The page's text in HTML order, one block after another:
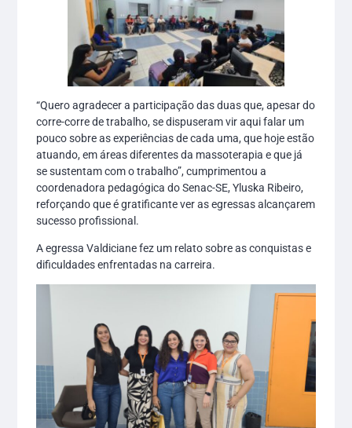
“Quero agradecer a participação das duas que, apesar do
corre-corre de trabalho, se dispuseram vir aqui falar um
pouco sobre as experiências de cada uma, que hoje estão
atuando, em áreas diferentes da massoterapia e que já
se sustentam com o trabalho”, cumprimentou a
coordenadora pedagógica do Senac-SE, Yluska Ribeiro,
reforçando que é gratificante ver as egressas alcançarem
sucesso profissional.
A egressa Valdiciane fez um relato sobre as conquistas e
dificuldades enfrentadas na carreira.